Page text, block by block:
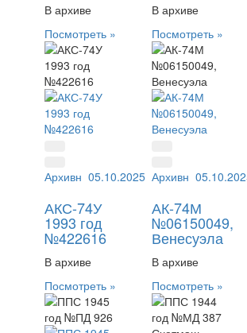
В архиве
Посмотреть »
В архиве
Посмотреть »
Архивный №:422616
05.10.2025
АКС-74У
1993 год
№422616
В архиве
Посмотреть »
Архивный №:
АК-74М
№06150049,
Венесуэла
В архиве
Посмотреть »